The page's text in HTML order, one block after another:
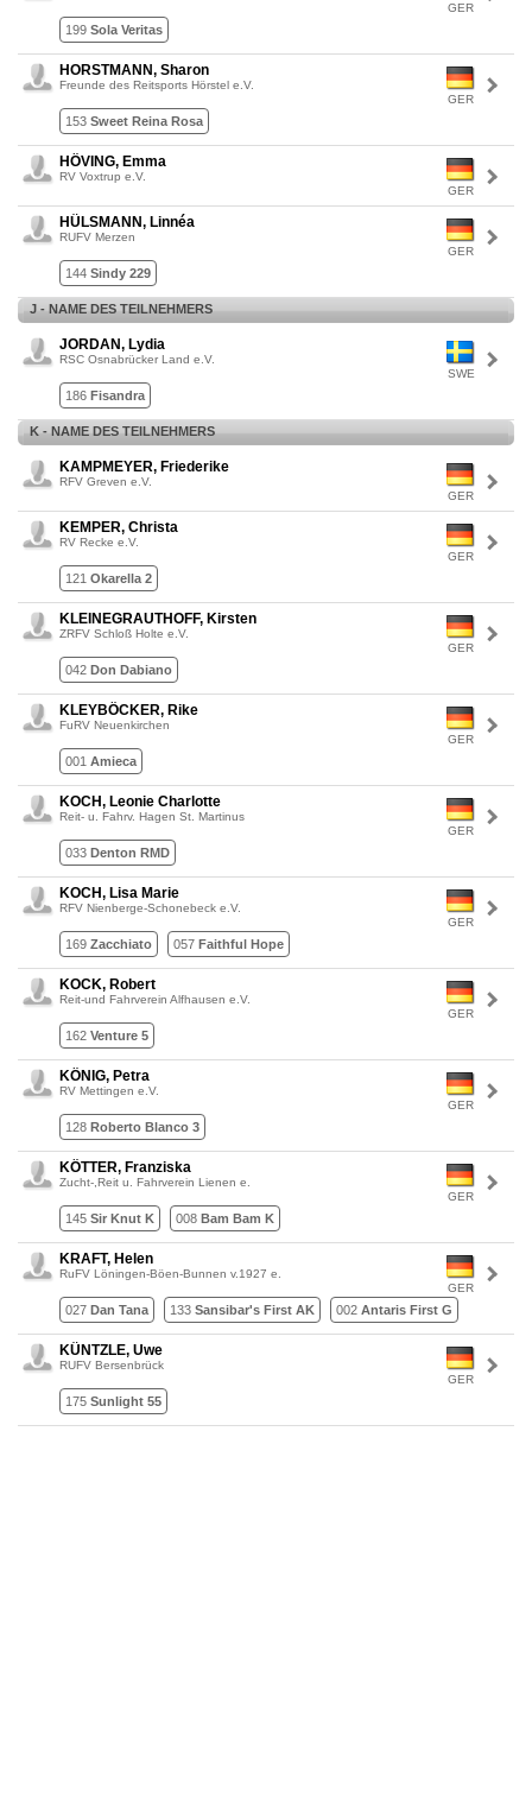
GER
199 Sola Veritas
GER
HORSTMANN, Sharon
Freunde des Reitsports Hörstel e.V.
153 Sweet Reina Rosa
GER
HÖVING, Emma
RV Voxtrup e.V.
GER
HÜLSMANN, Linnéa
RUFV Merzen
144 Sindy 229
J - NAME DES TEILNEHMERS
SWE
JORDAN, Lydia
RSC Osnabrücker Land e.V.
186 Fisandra
K - NAME DES TEILNEHMERS
GER
KAMPMEYER, Friederike
RFV Greven e.V.
GER
KEMPER, Christa
RV Recke e.V.
121 Okarella 2
GER
KLEINEGRAUTHOFF, Kirsten
ZRFV Schloß Holte e.V.
042 Don Dabiano
GER
KLEYBÖCKER, Rike
FuRV Neuenkirchen
001 Amieca
GER
KOCH, Leonie Charlotte
Reit- u. Fahrv. Hagen St. Martinus
033 Denton RMD
GER
KOCH, Lisa Marie
RFV Nienberge-Schonebeck e.V.
169 Zacchiato 057 Faithful Hope
GER
KOCK, Robert
Reit-und Fahrverein Alfhausen e.V.
162 Venture 5
GER
KÖNIG, Petra
RV Mettingen e.V.
128 Roberto Blanco 3
GER
KÖTTER, Franziska
Zucht-,Reit u. Fahrverein Lienen e.
145 Sir Knut K 008 Bam Bam K
GER
KRAFT, Helen
RuFV Löningen-Böen-Bunnen v.1927 e.
027 Dan Tana 133 Sansibar's First AK 002 Antaris First G
GER
KÜNTZLE, Uwe
RUFV Bersenbrück
175 Sunlight 55